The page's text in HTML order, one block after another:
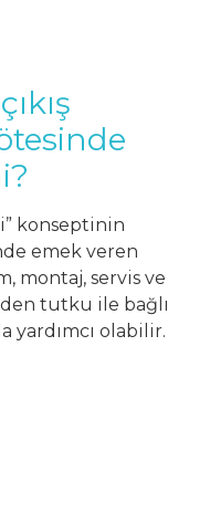
konseptinin
emek veren
montaj, servis ve
tutku ile bağlı
yardımcı olabilir.